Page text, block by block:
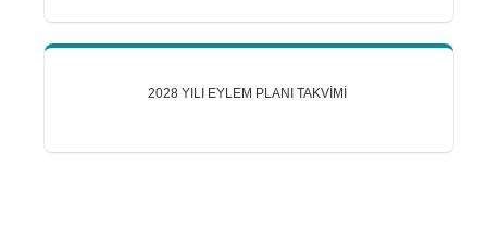
2028 YILI EYLEM PLANI TAKVİMİ